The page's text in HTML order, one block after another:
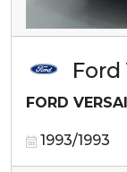
Ford
FORD
1993/1993